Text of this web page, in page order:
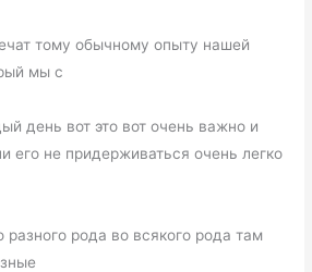
тому обычному опыту нашей
мы с
день вот это вот очень важно и
его не придерживаться очень легко
разного рода во всякого рода там